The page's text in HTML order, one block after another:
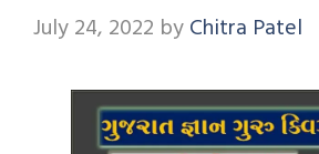
July 24, 2022 by Chitra Patel